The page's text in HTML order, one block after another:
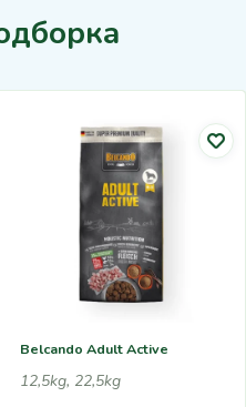
Belcando Adult Active
12,5kg, 22,5kg